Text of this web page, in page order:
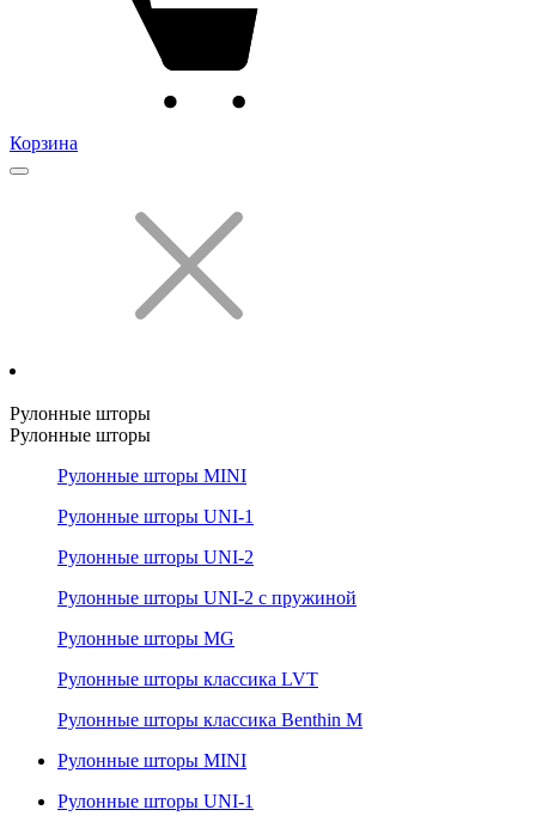
Корзина
Рулонные шторы
Рулонные шторы
Рулонные шторы MINI
Рулонные шторы UNI-1
Рулонные шторы UNI-2
Рулонные шторы UNI-2 с пружиной
Рулонные шторы MG
Рулонные шторы классика LVT
Рулонные шторы классика Benthin M
Рулонные шторы MINI
Рулонные шторы UNI-1